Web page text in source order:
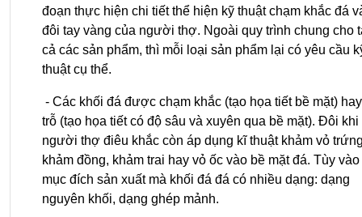
đoạn thực hiện chi tiết thể hiện kỹ thuật chạm khắc đá
đôi tay vàng của người thợ. Ngoài quy trình chung cho
cả các sản phẩm, thì mỗi loại sản phẩm lại có yêu cầu
thuật cụ thể.
- Các khối đá được chạm khắc (tạo họa tiết bề mặt) hay
trỗ (tạo họa tiết có độ sâu và xuyên qua bề mặt). Đôi khi
người thợ điêu khắc còn áp dụng kĩ thuật khảm vỏ
khảm đồng, khảm trai hay vỏ ốc vào bề mặt đá. Tùy vào
mục đích sản xuất mà khối đá đá có nhiều dạng: dạng
nguyên khối, dạng ghép mảnh.